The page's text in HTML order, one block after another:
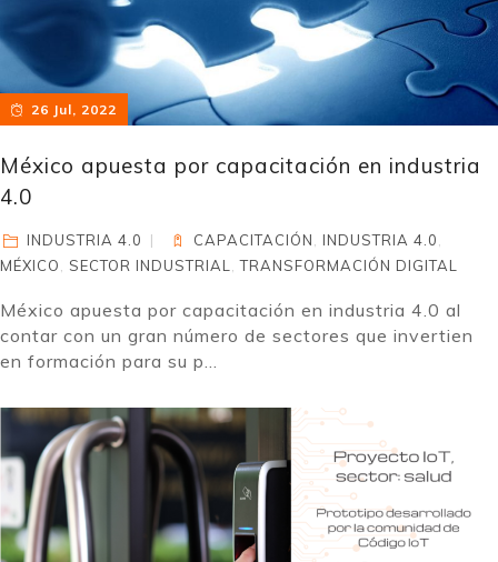
26 Jul, 2022
México apuesta por capacitación en industria
4.0
INDUSTRIA 4.0 CAPACITACIÓN INDUSTRIA 4.0
MÉXICO
SECTOR INDUSTRIAL ,TRANSFORMACIÓN DIGITAL
México apuesta por capacitación en industria 4.0 al
contar con un gran número de sectores que invertien
en formación para su p...